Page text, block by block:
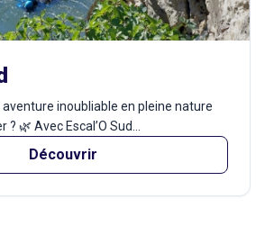
aventure inoubliable en pleine nature
🌿 Avec Escal’O Sud...
Découvrir